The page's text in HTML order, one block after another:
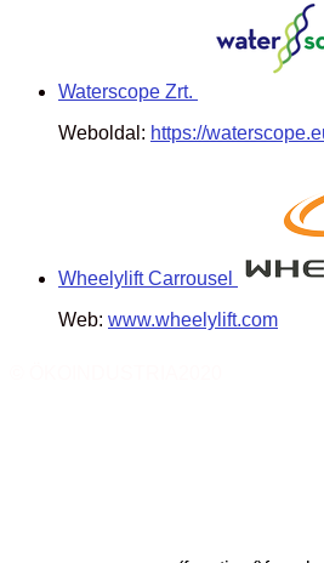
Waterscope Zrt.
Weboldal: https://
Wheelylift Carrousel
Web: www.wheelylift.com